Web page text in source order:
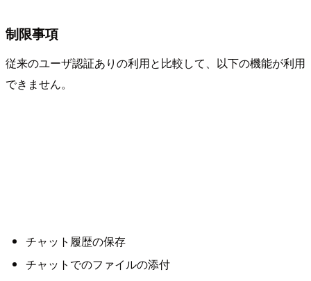
制限事項
従来のユーザ認証ありの利用と比較して、以下の機能が利用
できません。
チャット履歴の保存
チャットでのファイルの添付